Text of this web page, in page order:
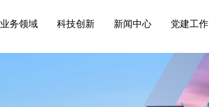
业务领域 科技创新 新闻中心 党建工作